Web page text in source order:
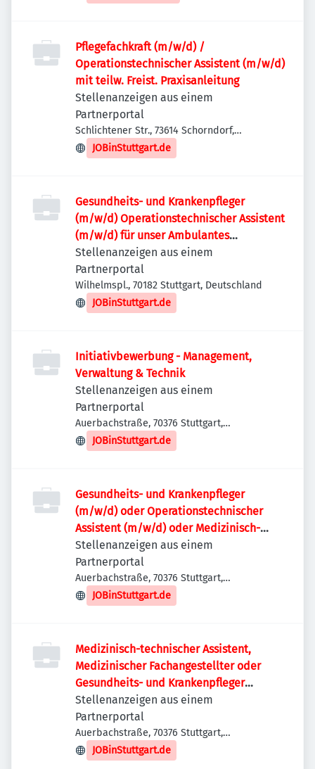
Pflegefachkraft (m/w/d) /
Operationstechnischer Assistent (m/w/d)
mit teilw. Freist. Praxisanleitung
Stellenanzeigen aus einem
Partnerportal
Schlichtener Str., 73614 Schorndorf,
Deutschland
JOBinStuttgart.de
Gesundheits- und Krankenpfleger
(m/w/d) Operationstechnischer Assistent
(m/w/d) für unser Ambulantes
Gefäßzentrum Dr. Seiter
Stellenanzeigen aus einem
Partnerportal
Wilhelmspl., 70182 Stuttgart, Deutschland
JOBinStuttgart.de
Initiativbewerbung - Management,
Verwaltung & Technik
Stellenanzeigen aus einem
Partnerportal
Auerbachstraße, 70376 Stuttgart,
Deutschland
JOBinStuttgart.de
Gesundheits- und Krankenpfleger
(m/w/d) oder Operationstechnischer
Assistent (m/w/d) oder Medizinisch-
Technischer Assistent (m/w/d) -
Funktionsdiagnostik für unser
elektrophysiologsiches
Herzkatheterlabor
Stellenanzeigen aus einem
Partnerportal
Auerbachstraße, 70376 Stuttgart,
Deutschland
JOBinStuttgart.de
Medizinisch-technischer Assistent,
Medizinischer Fachangestellter oder
Gesundheits- und Krankenpfleger
(m/w/d) Lungenfunktion
Stellenanzeigen aus einem
Partnerportal
Auerbachstraße, 70376 Stuttgart,
Deutschland
JOBinStuttgart.de